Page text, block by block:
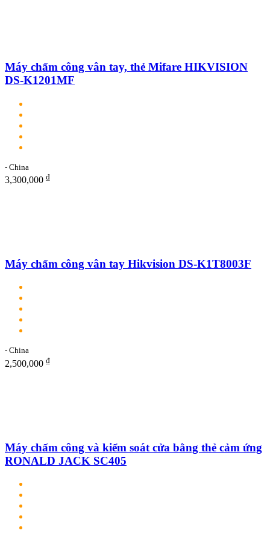
Máy chấm công vân tay, thẻ Mifare HIKVISION
DS-K1201MF
- China
3,300,000 ₫
Máy chấm công vân tay Hikvision DS-K1T8003F
- China
2,500,000 ₫
Máy chấm công và kiểm soát cửa bằng thẻ cảm ứng
RONALD JACK SC405